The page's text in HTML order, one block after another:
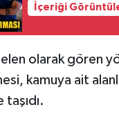
İçeriği
olarak gören
kamuya ait